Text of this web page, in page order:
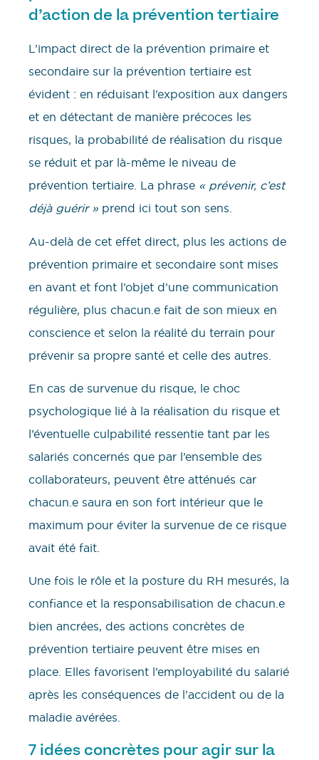
d’action de la prévention tertiaire
L’impact direct de la prévention primaire et
secondaire sur la prévention tertiaire est
évident : en réduisant l’exposition aux dangers
et en détectant de manière précoces les
risques, la probabilité de réalisation du risque
se réduit et par là-même le niveau de
prévention tertiaire. La phrase « prévenir, c’est
déjà guérir » prend ici tout son sens.
Au-delà de cet effet direct, plus les actions de
prévention primaire et secondaire sont mises
en avant et font l’objet d’une communication
régulière, plus chacun.e fait de son mieux en
conscience et selon la réalité du terrain pour
prévenir sa propre santé et celle des autres.
En cas de survenue du risque, le choc
psychologique lié à la réalisation du risque et
l’éventuelle culpabilité ressentie tant par les
salariés concernés que par l’ensemble des
collaborateurs, peuvent être atténués car
chacun.e saura en son fort intérieur que le
maximum pour éviter la survenue de ce risque
avait été fait.
Une fois le rôle et la posture du RH mesurés, la
confiance et la responsabilisation de chacun.e
bien ancrées, des actions concrètes de
prévention tertiaire peuvent être mises en
place. Elles favorisent l’employabilité du salarié
après les conséquences de l’accident ou de la
maladie avérées.
7 idées concrètes pour agir sur la